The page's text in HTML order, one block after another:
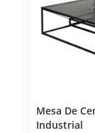
Mesa De
Industrial